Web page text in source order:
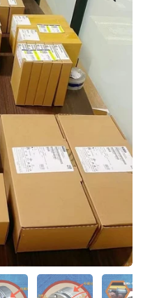
Folie 3 anzeigenFolie 4 anzeigen